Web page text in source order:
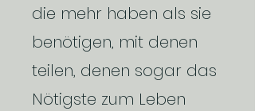
die mehr haben als sie
benötigen, mit denen
teilen, denen sogar das
Nötigste zum Leben